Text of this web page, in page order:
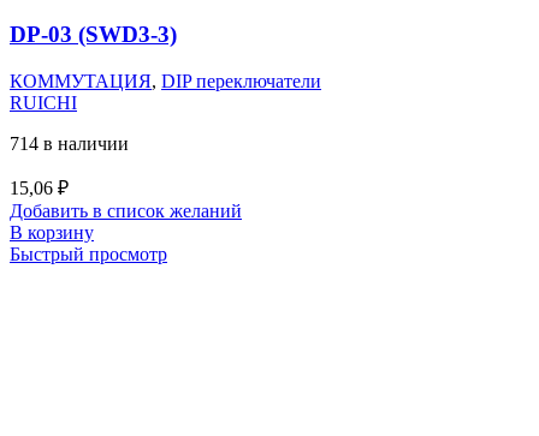
DP-03 (SWD3-3)
КОММУТАЦИЯ, DIP переключатели
RUICHI
714 в наличии
15,06 ₽
Добавить в список желаний
В корзину
Быстрый просмотр